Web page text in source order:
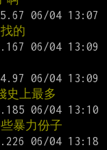
的
史上最多
暴力份子